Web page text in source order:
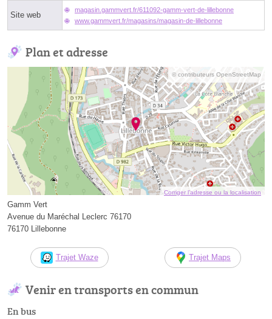
Site web
magasin.gammvert.fr/611092-gamm-vert-de-lillebonne
www.gammvert.fr/magasins/magasin-de-lillebonne
Plan et adresse
© contributeurs OpenStreetMap
Corriger l’adresse ou la localisation
Gamm Vert
Avenue du Maréchal Leclerc 76170
76170 Lillebonne
Trajet Waze Trajet Maps
Venir en transports en commun
En bus